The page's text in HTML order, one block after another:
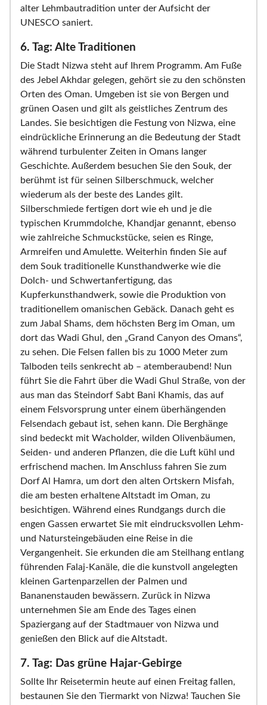
alter Lehmbautradition unter der Aufsicht der
UNESCO saniert.
6. Tag: Alte Traditionen
Die Stadt Nizwa steht auf Ihrem Programm. Am Fuße
des Jebel Akhdar gelegen, gehört sie zu den schönsten
Orten des Oman. Umgeben ist sie von Bergen und
grünen Oasen und gilt als geistliches Zentrum des
Landes. Sie besichtigen die Festung von Nizwa, eine
eindrückliche Erinnerung an die Bedeutung der Stadt
während turbulenter Zeiten in Omans langer
Geschichte. Außerdem besuchen Sie den Souk, der
berühmt ist für seinen Silberschmuck, welcher
wiederum als der beste des Landes gilt.
Silberschmiede fertigen dort wie eh und je die
typischen Krummdolche, Khandjar genannt, ebenso
wie zahlreiche Schmuckstücke, seien es Ringe,
Armreifen und Amulette. Weiterhin finden Sie auf
dem Souk traditionelle Kunsthandwerke wie die
Dolch- und Schwertanfertigung, das
Kupferkunsthandwerk, sowie die Produktion von
traditionellem omanischen Gebäck. Danach geht es
zum Jabal Shams, dem höchsten Berg im Oman, um
dort das Wadi Ghul, den „Grand Canyon des Omans“,
zu sehen. Die Felsen fallen bis zu 1000 Meter zum
Talboden teils senkrecht ab – atemberaubend! Nun
führt Sie die Fahrt über die Wadi Ghul Straße, von der
aus man das Steindorf Sabt Bani Khamis, das auf
einem Felsvorsprung unter einem überhängenden
Felsendach gebaut ist, sehen kann. Die Berghänge
sind bedeckt mit Wacholder, wilden Olivenbäumen,
Seiden- und anderen Pflanzen, die die Luft kühl und
erfrischend machen. Im Anschluss fahren Sie zum
Dorf Al Hamra, um dort den alten Ortskern Misfah,
die am besten erhaltene Altstadt im Oman, zu
besichtigen. Während eines Rundgangs durch die
engen Gassen erwartet Sie mit eindrucksvollen Lehm-
und Natursteingebäuden eine Reise in die
Vergangenheit. Sie erkunden die am Steilhang entlang
führenden Falaj-Kanäle, die die kunstvoll angelegten
kleinen Gartenparzellen der Palmen und
Bananenstauden bewässern. Zurück in Nizwa
unternehmen Sie am Ende des Tages einen
Spaziergang auf der Stadtmauer von Nizwa und
genießen den Blick auf die Altstadt.
7. Tag: Das grüne Hajar-Gebirge
Sollte Ihr Reisetermin heute auf einen Freitag fallen,
bestaunen Sie den Tiermarkt von Nizwa! Tauchen Sie